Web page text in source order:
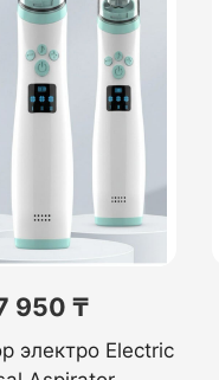
950 ₸
электро Electric